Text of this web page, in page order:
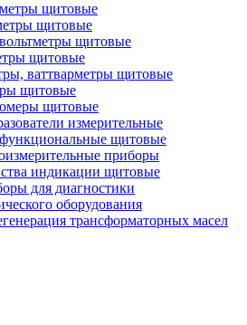
щитовые
щитовые
щитовые
щитовые
ваттварметры щитовые
щитовые
щитовые
измерительные
щитовые
приборы
индикации щитовые
для диагностики
оборудования
трансформаторных масел